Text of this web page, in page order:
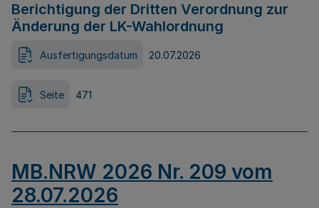
Berichtigung der Dritten Verordnung zur
Änderung der LK-Wahlordnung
Ausfertigungsdatum 20.07.2026
Seite 471
MB.NRW 2026 Nr. 209 vom
28.07.2026